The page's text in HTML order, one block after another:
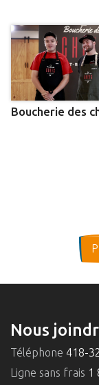
Boucherie des
Nous
Téléphone 418-
Ligne sans frais 1